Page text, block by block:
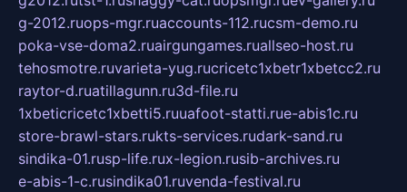
g-2012.ruops-mgr.ruaccounts-112.rucsm-demo.ru
poka-vse-doma2.ruairgungames.ruallseo-host.ru
tehosmotre.ruvarieta-yug.rucricetc1xbetr1xbetcc2.ru
raytor-d.ruatillagunn.ru3d-file.ru
1xbeticricetc1xbetti5.ruuafoot-statti.rue-abis1c.ru
store-brawl-stars.rukts-services.rudark-sand.ru
sindika-01.rusp-life.rux-legion.rusib-archives.ru
e-abis-1-c.rusindika01.ruvenda-festival.ru